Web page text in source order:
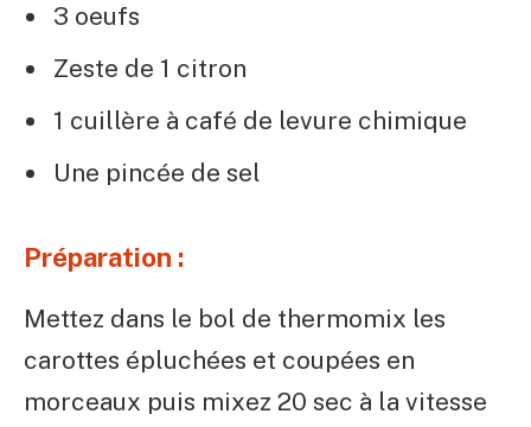
3 oeufs
Zeste de 1 citron
1 cuillère à café de levure chimique
Une pincée de sel
Préparation :
Mettez dans le bol de thermomix les
carottes épluchées et coupées en
morceaux puis mixez 20 sec à la vitesse